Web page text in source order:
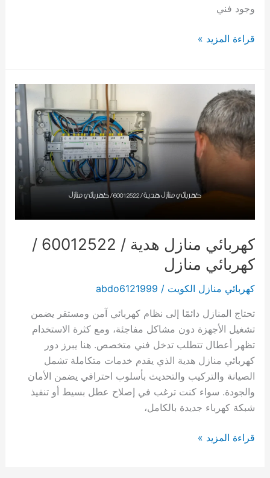
وجود فني
كهربائي
فني
كهربائي
منازل
الكويت
قراءة المزيد »
كهربائي منازل هدية / 60012522 /
كهربائي منازل
كهربائي منازل الكويت /
abdo6121999
تحتاج المنازل دائمًا إلى نظام كهربائي آمن ومستقر يضمن
تشغيل الأجهزة دون مشاكل مفاجئة، ومع كثرة الاستخدام
تظهر أعطال تتطلب تدخل فني متخصص. هنا يبرز دور
كهربائي منازل هدية الذي يقدم خدمات متكاملة تشمل
الصيانة والتركيب والتحديث بأسلوب احترافي يضمن الأمان
والجودة. سواء كنت ترغب في إصلاح عطل بسيط أو تنفيذ
شبكة كهرباء جديدة بالكامل،
كهربائي
قراءة المزيد »